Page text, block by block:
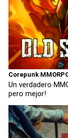
Corepunk
Un verdadero
pero mejor!